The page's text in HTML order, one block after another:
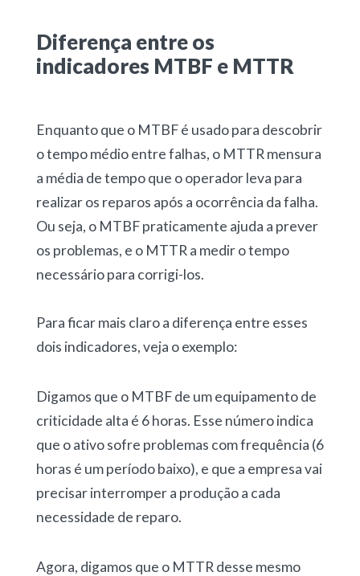
Diferença entre os
indicadores MTBF e MTTR
Enquanto que o MTBF é usado para descobrir
o tempo médio entre falhas, o MTTR mensura
a média de tempo que o operador leva para
realizar os reparos após a ocorrência da falha.
Ou seja, o MTBF praticamente ajuda a prever
os problemas, e o MTTR a medir o tempo
necessário para corrigi-los.
Para ficar mais claro a diferença entre esses
dois indicadores, veja o exemplo:
Digamos que o MTBF de um equipamento de
criticidade alta é 6 horas. Esse número indica
que o ativo sofre problemas com frequência (6
horas é um período baixo), e que a empresa vai
precisar interromper a produção a cada
necessidade de reparo.
Agora, digamos que o MTTR desse mesmo